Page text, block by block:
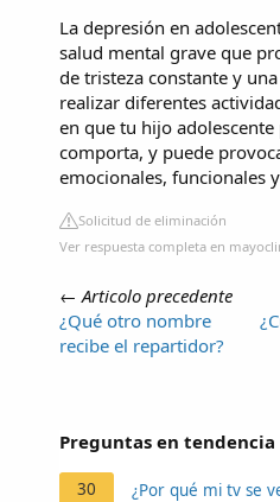
La depresión en
salud mental grave que
de tristeza constante y
realizar diferentes
en que tu hijo adolescente
comporta, y puede
emocionales, funcionales
Solicitud de eliminación
Ver respuesta completa en
← Articolo precedente
¿Qué otro nombre
recibe el repartidor?
Preguntas en tendencia
30 ¿Por qué mi tv se